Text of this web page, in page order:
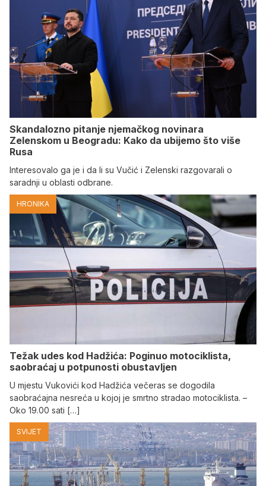
Skandalozno pitanje njemačkog novinara
Zelenskom u Beogradu: Kako da ubijemo što više
Rusa
Interesovalo ga je i da li su Vučić i Zelenski razgovarali o
saradnji u oblasti odbrane.
HRONIKA
Težak udes kod Hadžića: Poginuo motociklista,
saobraćaj u potpunosti obustavljen
U mjestu Vukovići kod Hadžića večeras se dogodila
saobraćajna nesreća u kojoj je smrtno stradao motociklista. –
Oko 19.00 sati […]
SVIJET